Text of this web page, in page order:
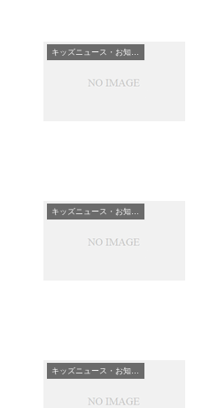
キッズニュース・お知らせ
キッズニュース・お知らせ
キッズニュース・お知らせ